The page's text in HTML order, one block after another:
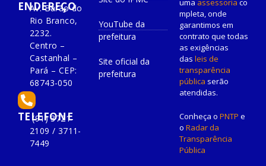
ENDEREÇO
Av. Barão do
Rio Branco,
2232.
Centro –
Castanhal –
Pará – CEP:
68743-050
TELEFONE
(91) 3721-
2109 / 3711-
7449
YouTube da
prefeitura
Site oficial da
prefeitura
uma assessoria co
mpleta, onde
garantimos em
contrato que todas
as exigências
das leis de
transparência
pública serão
atendidas.
Conheça o PNTP e
o Radar da
Transparência
Pública